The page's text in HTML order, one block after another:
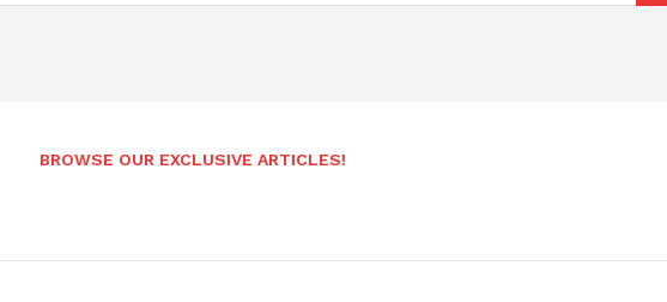
BROWSE OUR EXCLUSIVE ARTICLES!